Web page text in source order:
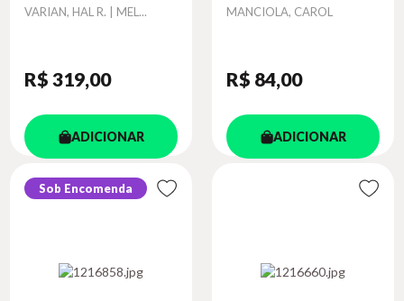
Autor
VARIAN, HAL R. | MEL...
R$ 319,00
ADICIONAR
Autor
MANCIOLA, CAROL
R$ 84,00
ADICIONAR
Sob Encomenda